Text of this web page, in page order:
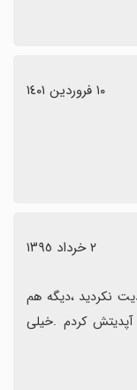
١٠ فروردین ١٤٠١
٢ خرداد ١٣٩٥